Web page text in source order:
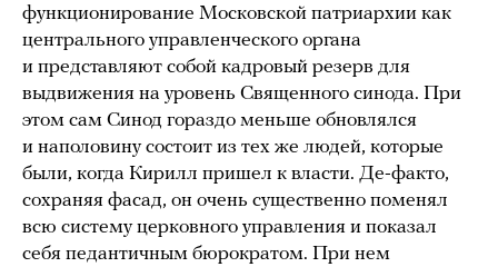
функционирование Московской патриархии как
центрального управленческого органа
и представляют собой кадровый резерв для
выдвижения на уровень Священного синода. При
этом сам Синод гораздо меньше обновлялся
и наполовину состоит из тех же людей, которые
были, когда Кирилл пришел к власти. Де-факто,
сохраняя фасад, он очень существенно поменял
всю систему церковного управления и показал
себя педантичным бюрократом. При нем